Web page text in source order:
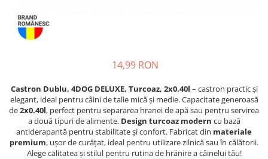
Șampoane Câini
Antiparazitare Câini
Accesorii Câini
Culcușuri & Saltele Câini
Castroane și Adapatori
Cuști și Genți
Zgărzi, Lese & Hamuri
14,99 RON
Castron Dublu, 4DOG DELUXE, Turcoaz, 2x0.40l – castron practic și
elegant, ideal pentru câini de talie mică și medie. Capacitate generoasă
de2x0.40l, perfect pentru separarea hranei de apă sau pentru servirea
a două tipuri de alimente. Design turcoaz modern cu bază
antiderapantă pentru stabilitate și confort. Fabricat din materiale
premium, ușor de curățat, ideal pentru utilizare zilnică sau în călătorii.
Alege calitatea și stilul pentru rutina de hrănire a câinelui tău!